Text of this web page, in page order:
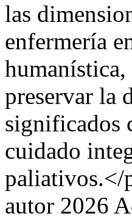
las
enfermería
preservar la
significados
cuidado
paliativos.</
autor 2026